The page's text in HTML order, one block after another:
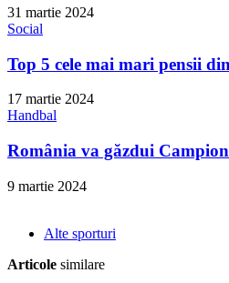
31 martie 2024
Social
Top 5 cele mai mari pensii
17 martie 2024
Handbal
România va găzdui
9 martie 2024
Alte sporturi
Articole similare